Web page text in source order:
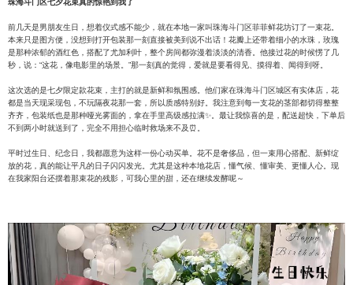
珠海斗门区七夕花束真的惊艳到我了
前几天是男朋友生日，想着仪式感不能少，就在本地一家叫珠海斗门区菲菲鲜花坊订了一束花。
本来只是图方便，没想到打开包装那一刻直接被美到说不出话！花瓣上还带着细小的水珠，玫瑰
是那种浓郁的酒红色，搭配了尤加利叶，整个房间都弥漫着淡淡的清香。他接过花的时候愣了几
秒，说：“这花，像电影里的场景。”那一刻真的觉得，爱就是要看得见、摸得着、闻得到呀。
这次选的是七夕限定款花束，主打的就是新鲜和氛围感。他们家在珠海斗门区城区有实体店，花
都是当天现采现包，不玩隔夜花那一套，所以质感特别好。我注意到每一支花的茎部都切得整整
齐齐，包装纸也是那种哑光雾面的，拿在手里高级感拉满✨。最让我惊喜的是，配送超快，下单后
不到两小时就送到了，完全不用担心临时救场来不及⏰。
平时过生日、纪念日，我都愿意为这样一份心动买单。花不是奢侈品，但一束用心搭配、新鲜绽
放的花，真的能让平凡的日子闪闪发光。尤其是这种本地花店，懂气候、懂审美、更懂人心。现
在我家阳台还摆着那束花的残影，可我心里的甜，还在继续发酵呢～